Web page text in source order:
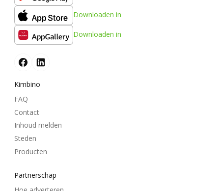
Downloaden in
Downloaden in
Kimbino
FAQ
Contact
Inhoud melden
Steden
Producten
Partnerschap